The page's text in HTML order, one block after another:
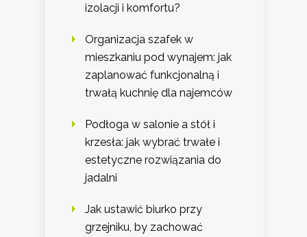
izolacji i komfortu?
Organizacja szafek w
mieszkaniu pod wynajem: jak
zaplanować funkcjonalną i
trwałą kuchnię dla najemców
Podłoga w salonie a stół i
krzesła: jak wybrać trwałe i
estetyczne rozwiązania do
jadalni
Jak ustawić biurko przy
grzejniku, by zachować